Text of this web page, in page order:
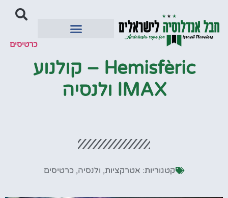
כרטיסים
Hemisfèric – קולנוע
IMAX ולנסיה
קטגוריות: אטרקציות, ולנסיה, כרטיסים